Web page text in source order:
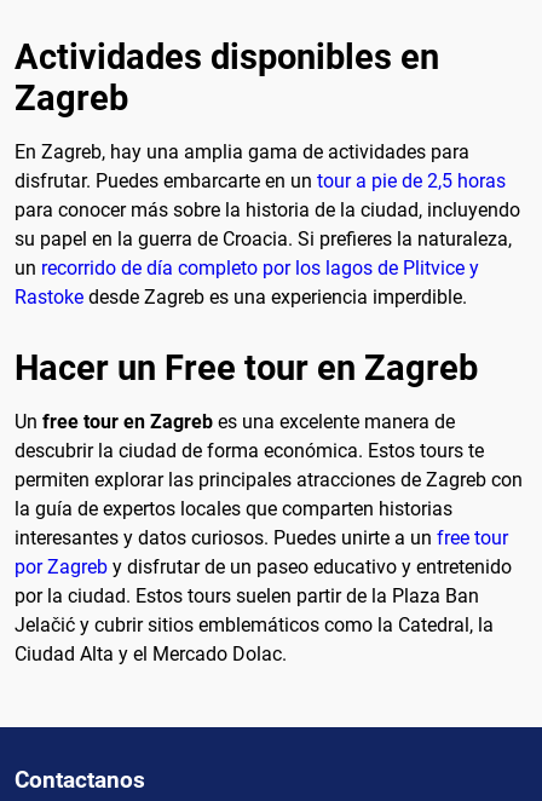
Actividades disponibles en
Zagreb
En Zagreb, hay una amplia gama de actividades para
disfrutar. Puedes embarcarte en un tour a pie de 2,5 horas
para conocer más sobre la historia de la ciudad, incluyendo
su papel en la guerra de Croacia. Si prefieres la naturaleza,
un recorrido de día completo por los lagos de Plitvice y
Rastoke desde Zagreb es una experiencia imperdible.
Hacer un Free tour en Zagreb
Un free tour en Zagreb es una excelente manera de
descubrir la ciudad de forma económica. Estos tours te
permiten explorar las principales atracciones de Zagreb con
la guía de expertos locales que comparten historias
interesantes y datos curiosos. Puedes unirte a un free tour
por Zagreb y disfrutar de un paseo educativo y entretenido
por la ciudad. Estos tours suelen partir de la Plaza Ban
Jelačić y cubrir sitios emblemáticos como la Catedral, la
Ciudad Alta y el Mercado Dolac.
Contactanos